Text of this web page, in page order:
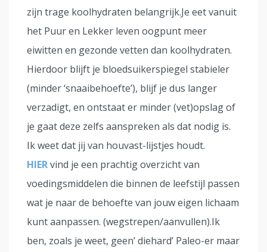
zijn trage koolhydraten belangrijk.Je eet vanuit
het Puur en Lekker leven oogpunt meer
eiwitten en gezonde vetten dan koolhydraten.
Hierdoor blijft je bloedsuikerspiegel stabieler
(minder ‘snaaibehoefte’), blijf je dus langer
verzadigt, en ontstaat er minder (vet)opslag of
je gaat deze zelfs aanspreken als dat nodig is.
Ik weet dat jij van houvast-lijstjes houdt.
HIERvind je een prachtig overzicht van
voedingsmiddelen die binnen de leefstijl passen
wat je naar de behoefte van jouw eigen lichaam
kunt aanpassen. (wegstrepen/aanvullen).Ik
ben, zoals je weet, geen’ diehard’ Paleo-er maar